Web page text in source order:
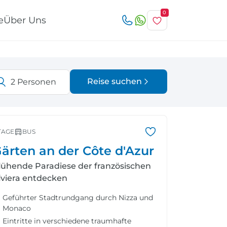
Über Uns
0
Schweiz
Nordeuropa
2 Personen Reise suchen
BUS
an der Côte d'Azur
Paradiese der französischen
entdecken
Geführter Stadtrundgang durch Nizza und
Monaco
Eintritte in verschiedene traumhafte